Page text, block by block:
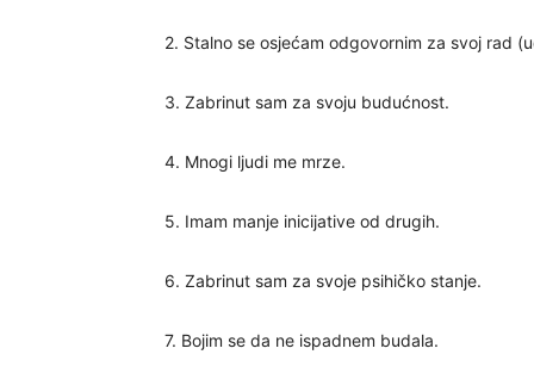
2. Stalno se osjećam odgovornim za svoj rad
3. Zabrinut sam za svoju budućnost.
4. Mnogi ljudi me mrze.
5. Imam manje inicijative od drugih.
6. Zabrinut sam za svoje psihičko stanje.
7. Bojim se da ne ispadnem budala.